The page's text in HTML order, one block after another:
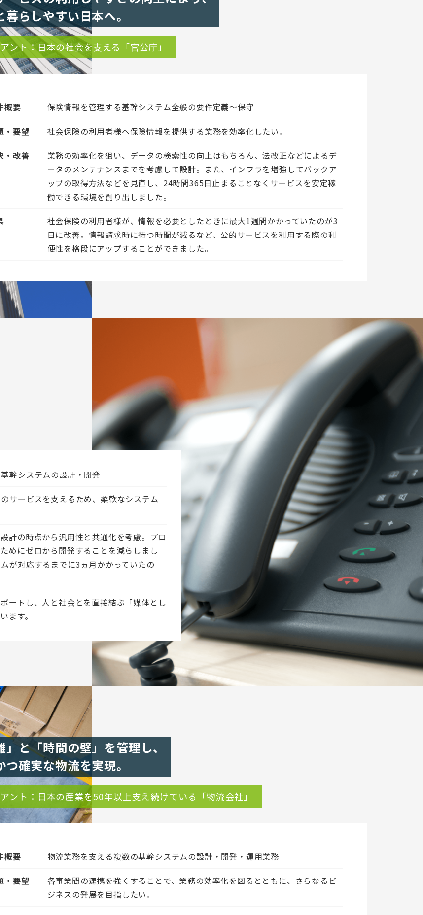
暮らしやすい日本へ。
ント：日本の社会を支える「官公庁」
概要 保険情報を管理する基幹システム全般の要件定義～保守
・要望 社会保険の利用者様へ保険情報を提供する業務を効率化したい。
・改善
業務の効率化を狙い、データの検索性の向上はもちろん、法改正などによるデ
ータのメンテナンスまでを考慮して設計。また、インフラを増強してバックア
ップの取得方法などを見直し、24時間365日止まることなくサービスを安定稼
働できる環境を創り出しました。
社会保険の利用者様が、情報を必要としたときに最大1週間かかっていたのが3
日に改善。情報請求時に待つ時間が減るなど、公的サービスを利用する際の利
便性を格段にアップすることができました。
幹システムの設計・開発
サービスを支えるため、柔軟なシステム
計の時点から汎用性と共通化を考慮。プロ
めにゼロから開発することを減らしまし
が対応するまでに3ヵ月かかっていたの
ートし、人と社会とを直接結ぶ「媒体とし
ます。
」と「時間の壁」を管理し、
つ確実な物流を実現。
ント：日本の産業を50年以上支え続けている「物流会社」
概要 物流業務を支える複数の基幹システムの設計・開発・運用業務
・要望
各事業間の連携を強くすることで、業務の効率化を図るとともに、さらなるビ
ジネスの発展を目指したい。